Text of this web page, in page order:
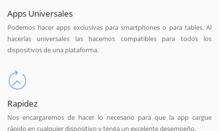
Apps Universales
Podemos hacer apps exclusivas para smartphones o para tables. Al
hacerlas universales las hacemos compatibles para todos los
dispositivos de una plataforma.
Rapidez
Nos encargaremos de hacer lo necesario para que la app cargue
rápido en cualquier dispositivo y tenga un excelente desempeño.